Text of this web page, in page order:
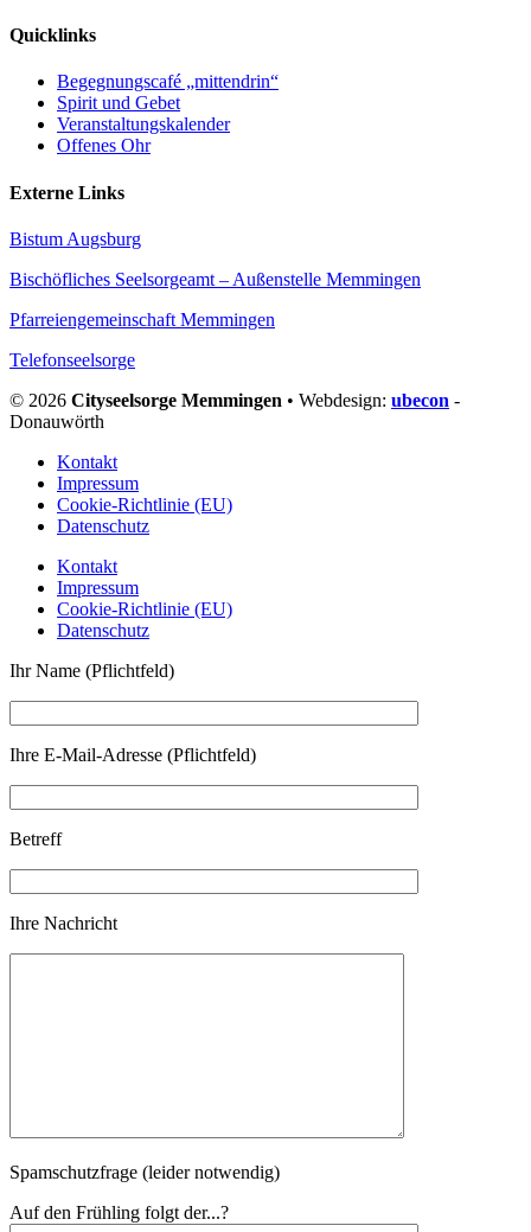
Quicklinks
Begegnungscafé „mittendrin“
Spirit und Gebet
Veranstaltungskalender
Offenes Ohr
Externe Links
Bistum Augsburg
Bischöfliches Seelsorgeamt – Außenstelle Memmingen
Pfarreiengemeinschaft Memmingen
Telefonseelsorge
© 2026 Cityseelsorge Memmingen • Webdesign: ubecon -
Donauwörth
Kontakt
Impressum
Cookie-Richtlinie (EU)
Datenschutz
Kontakt
Impressum
Cookie-Richtlinie (EU)
Datenschutz
Ihr Name (Pflichtfeld)
Ihre E-Mail-Adresse (Pflichtfeld)
Betreff
Ihre Nachricht
Spamschutzfrage (leider notwendig)
Auf den Frühling folgt der...?